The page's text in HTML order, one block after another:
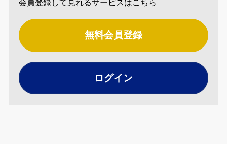
会員登録して見れるサービスはこちら
無料会員登録
ログイン